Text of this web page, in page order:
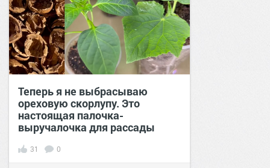
Теперь я не выбрасываю
ореховую скорлупу. Это
настоящая палочка-
выручалочка для рассады
31 0